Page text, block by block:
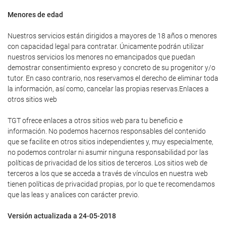
Menores de edad
Nuestros servicios están dirigidos a mayores de 18 años o menores
con capacidad legal para contratar. Únicamente podrán utilizar
nuestros servicios los menores no emancipados que puedan
demostrar consentimiento expreso y concreto de su progenitor y/o
tutor. En caso contrario, nos reservamos el derecho de eliminar toda
la información, así como, cancelar las propias reservas.Enlaces a
otros sitios web
TGT ofrece enlaces a otros sitios web para tu beneficio e
información. No podemos hacernos responsables del contenido
que se facilite en otros sitios independientes y, muy especialmente,
no podemos controlar ni asumir ninguna responsabilidad por las
políticas de privacidad de los sitios de terceros. Los sitios web de
terceros a los que se acceda a través de vínculos en nuestra web
tienen políticas de privacidad propias, por lo que te recomendamos
que las leas y analices con carácter previo.
Versión actualizada a 24-05-2018